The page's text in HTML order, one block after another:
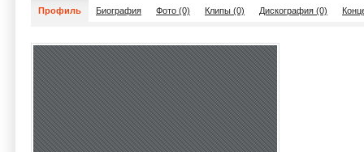
Профиль Биография Фото (0) Клипы (0) Дискография (0)